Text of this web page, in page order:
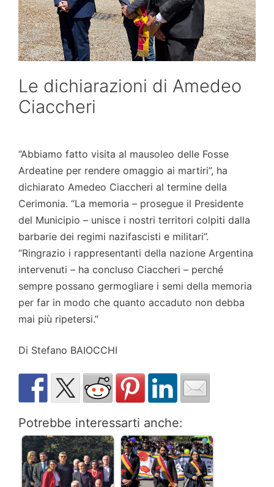
Le dichiarazioni di Amedeo
Ciaccheri
“Abbiamo fatto visita al mausoleo delle Fosse
Ardeatine per rendere omaggio ai martiri”, ha
dichiarato Amedeo Ciaccheri al termine della
Cerimonia. “La memoria – prosegue il Presidente
del Municipio – unisce i nostri territori colpiti dalla
barbarie dei regimi nazifascisti e militari”.
“Ringrazio i rappresentanti della nazione Argentina
intervenuti – ha concluso Ciaccheri – perché
sempre possano germogliare i semi della memoria
per far in modo che quanto accaduto non debba
mai più ripetersi.”
Di Stefano BAIOCCHI
Potrebbe interessarti anche: